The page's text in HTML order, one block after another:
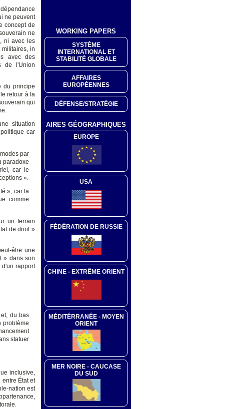
ne peuvent
concept de
ne
ni avec les
in
avec des
de l'Union
du principe
retour à la
qui
situation
car
par
paradoxe
car le
».
», car la
comme
un terrain
de droit »
être une
» dans son
rapport
du bas
problème
statuer
inclusive,
État et
nation est
WORKING PAPERS
SYSTÈME
INTERNATIONAL ET
STABILITÉ GLOBALE
AFFAIRES
EUROPÉENNES
DÉFENSE/STRATÉGIE
AIRES GÉOGRAPHIQUES
EUROPE
USA
FÉDÉRATION DE RUSSIE
CHINE - EXTRÊME ORIENT
MÉDITÉRRANÉE - MOYEN
ORIENT
MER NOIRE - CAUCASE
DU SUD